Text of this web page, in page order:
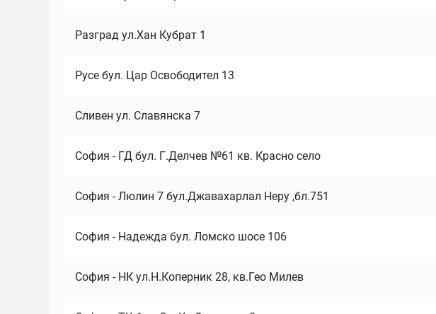
Разград ул.Хан Кубрат 1
Русе бул. Цар Освободител 13
Сливен ул. Славянска 7
София - ГД бул. Г.Делчев №61 кв. Красно село
София - Люлин 7 бул.Джавахарлал Неру ,бл.751
София - Надежда бул. Ломско шосе 106
София - НК ул.Н.Коперник 28, кв.Гео Милев